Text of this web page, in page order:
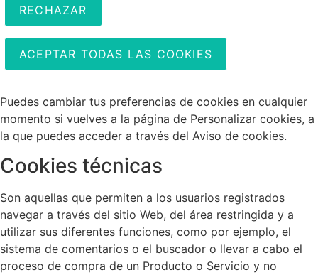
RECHAZAR
ACEPTAR TODAS LAS COOKIES
Puedes cambiar tus preferencias de cookies en cualquier
momento si vuelves a la página de Personalizar cookies, a
la que puedes acceder a través del Aviso de cookies.
Cookies técnicas
Son aquellas que permiten a los usuarios registrados
navegar a través del sitio Web, del área restringida y a
utilizar sus diferentes funciones, como por ejemplo, el
sistema de comentarios o el buscador o llevar a cabo el
proceso de compra de un Producto o Servicio y no